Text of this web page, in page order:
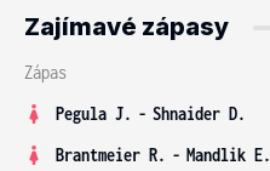
Zajímavé zápasy
Zápas
Pegula J. - Shnaider D.
Brantmeier R. - Mandlik E.